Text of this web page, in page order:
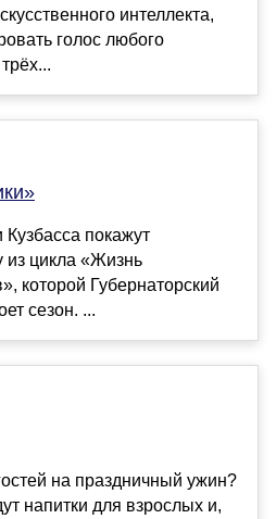
интеллекта,
голос любого
покажут
из цикла «Жизнь
которой Губернаторский
сезон. ...
на праздничный ужин?
напитки для взрослых и,